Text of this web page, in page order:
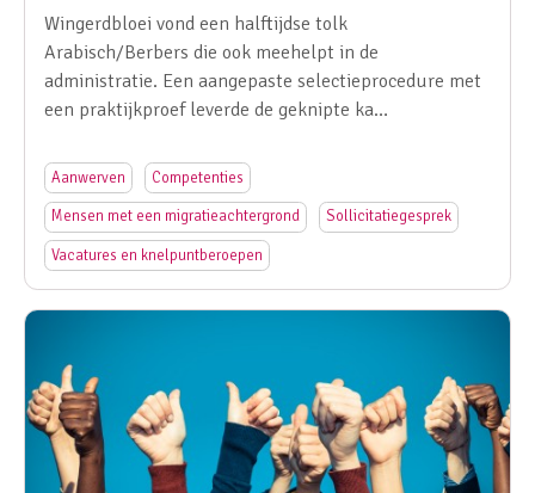
Wingerdbloei vond een halftijdse tolk
Arabisch/Berbers die ook meehelpt in de
administratie. Een aangepaste selectieprocedure met
een praktijkproef leverde de geknipte ka…
Aanwerven Competenties
Mensen met een migratieachtergrond Sollicitatiegesprek
Vacatures en knelpuntberoepen